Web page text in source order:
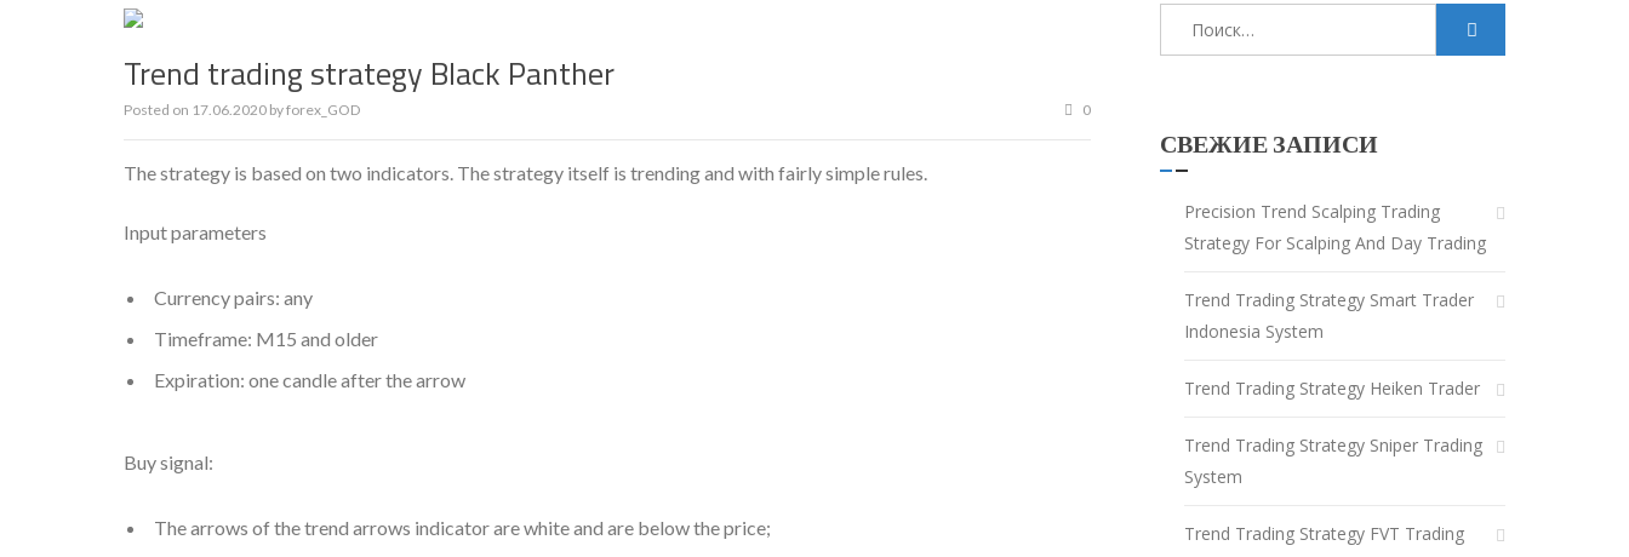
Trend trading strategy Black Panther
Posted on 17.06.2020 byforex_GOD 0
The strategy is based on two indicators. The strategy itself is trending and with fairly simple rules.
Input parameters
Currency pairs: any
Timeframe: M15 and older
Expiration: one candle after the arrow
Buy signal:
The arrows of the trend arrows indicator are white and are below the price;
СВЕЖИЕ ЗАПИСИ
Precision Trend Scalping Trading
Strategy For Scalping And Day Trading
Trend Trading Strategy Smart Trader
Indonesia System
Trend Trading Strategy Heiken Trader
Trend Trading Strategy Sniper Trading
System
Trend Trading Strategy FVT Trading